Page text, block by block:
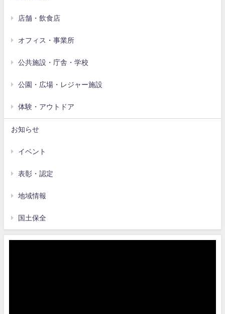
店舗・飲食店
オフィス・事業所
公共施設・庁舎・学校
公園・広場・レジャー施設
体験・アウトドア
お知らせ
イベント
表彰・認定
地域情報
国土保全